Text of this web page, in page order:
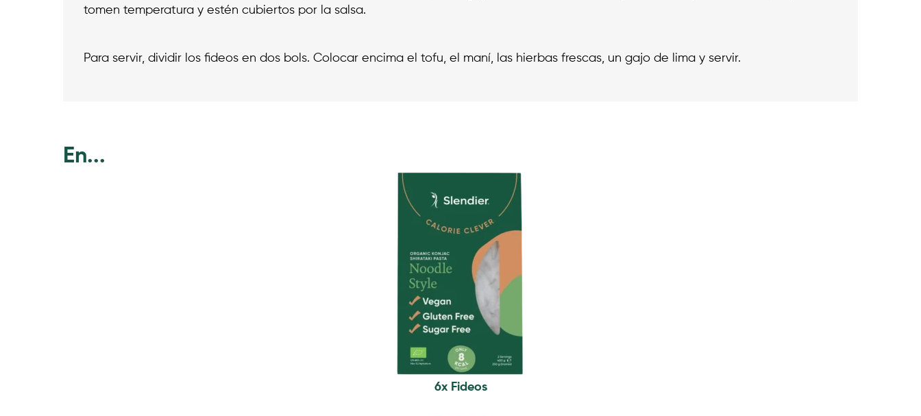
tomen temperatura y estén cubiertos por la salsa.
Para servir, dividir los fideos en dos bols. Colocar encima el tofu, el maní, las hierbas frescas, un gajo de lima y servir.
En...
6x Fideos